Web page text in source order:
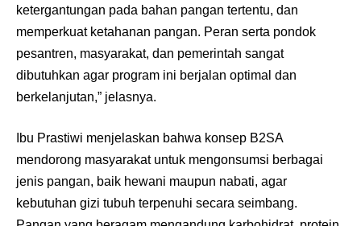
ketergantungan pada bahan pangan tertentu, dan
memperkuat ketahanan pangan. Peran serta pondok
pesantren, masyarakat, dan pemerintah sangat
dibutuhkan agar program ini berjalan optimal dan
berkelanjutan,” jelasnya.
Ibu Prastiwi menjelaskan bahwa konsep B2SA
mendorong masyarakat untuk mengonsumsi berbagai
jenis pangan, baik hewani maupun nabati, agar
kebutuhan gizi tubuh terpenuhi secara seimbang.